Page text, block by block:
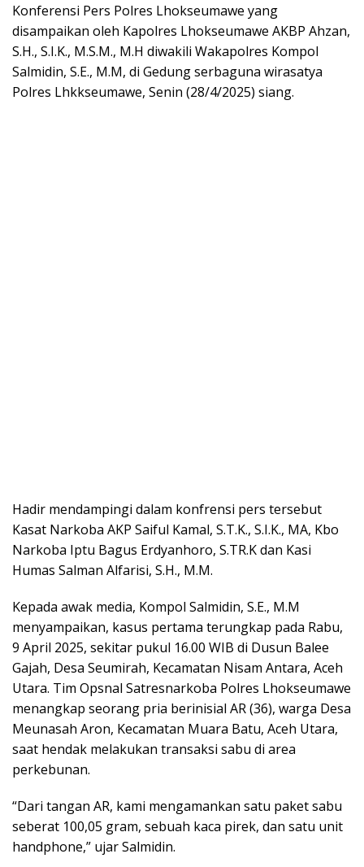
Konferensi Pers Polres Lhokseumawe yang
disampaikan oleh Kapolres Lhokseumawe AKBP Ahzan,
S.H., S.I.K., M.S.M., M.H diwakili Wakapolres Kompol
Salmidin, S.E., M.M, di Gedung serbaguna wirasatya
Polres Lhkkseumawe, Senin (28/4/2025) siang.
Hadir mendampingi dalam konfrensi pers tersebut
Kasat Narkoba AKP Saiful Kamal, S.T.K., S.I.K., MA, Kbo
Narkoba Iptu Bagus Erdyanhoro, S.TR.K dan Kasi
Humas Salman Alfarisi, S.H., M.M.
Kepada awak media, Kompol Salmidin, S.E., M.M
menyampaikan, kasus pertama terungkap pada Rabu,
9 April 2025, sekitar pukul 16.00 WIB di Dusun Balee
Gajah, Desa Seumirah, Kecamatan Nisam Antara, Aceh
Utara. Tim Opsnal Satresnarkoba Polres Lhokseumawe
menangkap seorang pria berinisial AR (36), warga Desa
Meunasah Aron, Kecamatan Muara Batu, Aceh Utara,
saat hendak melakukan transaksi sabu di area
perkebunan.
“Dari tangan AR, kami mengamankan satu paket sabu
seberat 100,05 gram, sebuah kaca pirek, dan satu unit
handphone,” ujar Salmidin.